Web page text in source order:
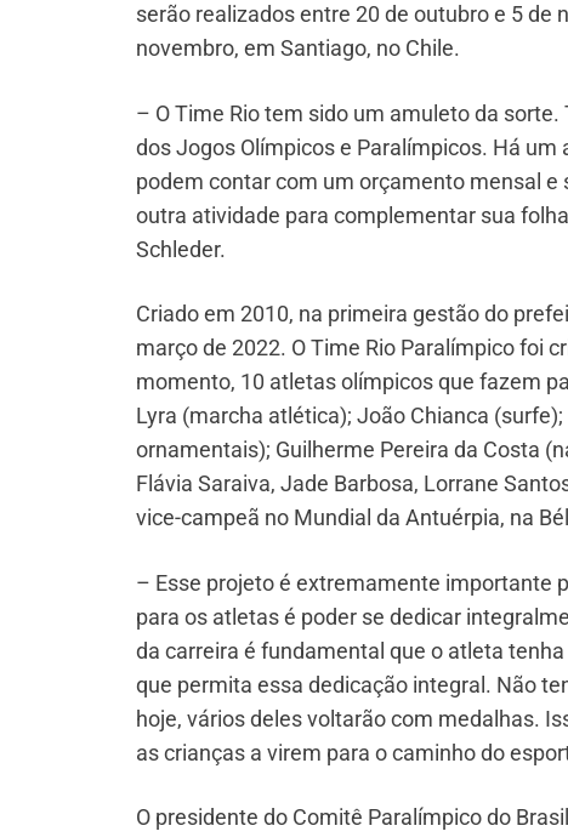
serão realizados entre 20 de outubro e 5 de
novembro, em Santiago, no Chile.
– O Time Rio tem sido um amuleto da
dos Jogos Olímpicos e Paralímpicos. Há
podem contar com um orçamento mensal
outra atividade para complementar sua
Schleder.
Criado em 2010, na primeira gestão do
março de 2022. O Time Rio Paralímpico foi
momento, 10 atletas olímpicos que fazem
Lyra (marcha atlética); João Chianca
ornamentais); Guilherme Pereira da Costa
Flávia Saraiva, Jade Barbosa, Lorrane
vice-campeã no Mundial da Antuérpia, na
– Esse projeto é extremamente importante
para os atletas é poder se dedicar
da carreira é fundamental que o atleta
que permita essa dedicação integral. Não
hoje, vários deles voltarão com medalhas.
as crianças a virem para o caminho do
O presidente do Comitê Paralímpico do